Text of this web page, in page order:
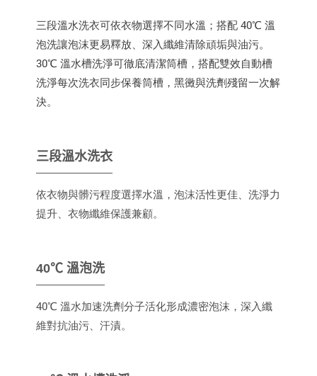
三段溫水洗衣可依衣物選擇不同水溫；搭配 40℃ 溫
泡洗讓泡沫更易釋放、深入纖維清除頑垢與油污。
30℃ 溫水槽洗淨可徹底清潔筒槽，搭配雙效自動槽
洗淨每次洗衣同步保養筒槽，黑黴與洗劑殘留一次解
決。
三段溫水洗衣
依衣物與髒污程度選擇水溫，泡沫活性更佳、洗淨力
提升、衣物纖維保護兼顧。
40℃ 溫泡洗
40℃ 溫水加速洗劑分子活化形成濃密泡沫，深入纖
維對抗油污、汗漬。